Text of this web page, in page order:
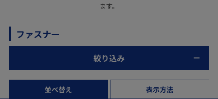
ます。
ファスナー
絞り込み
並べ替え 表示方法